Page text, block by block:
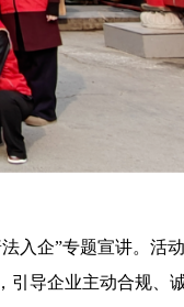
入企”专题宣讲。活
引导企业主动合规、